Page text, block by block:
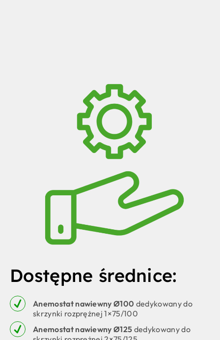
Dostępne średnice:
Anemostat nawiewny Ø100 dedykowany do
skrzynki rozprężnej 1×75/100
Anemostat nawiewny Ø125 dedykowany do